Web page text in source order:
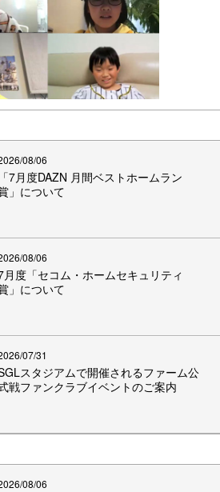
08/06
「7月度DAZN 月間ベストホームラン
」について
08/06
月度「セコム・ホームセキュリティ
」について
07/31
スタジアムで開催されるファーム公
戦ファンクラブイベントのご案内
08/06